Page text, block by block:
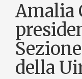
Amalia
della